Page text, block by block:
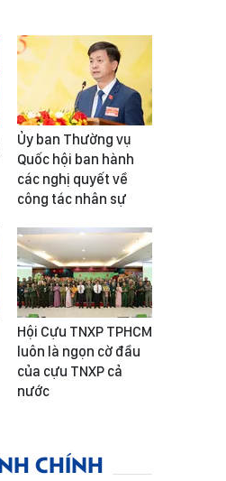
Ủy ban Thường vụ
Quốc hội ban hành
các nghị quyết về
công tác nhân sự
Hội Cựu TNXP TPHCM
luôn là ngọn cờ đầu
của cựu TNXP cả
nước
CHÍNH